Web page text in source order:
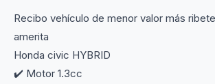
Recibo vehículo de menor valor más
amerita
Honda civic HYBRID
✔️ Motor 1.3cc